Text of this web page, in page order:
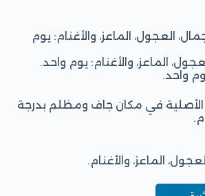
العجول، الماعز، والأغنام: يوم
الماعز، والأغنام: يوم واحد.
واحد.
في مكان جاف ومظلم بدرجة
الماعز، والأغنام.